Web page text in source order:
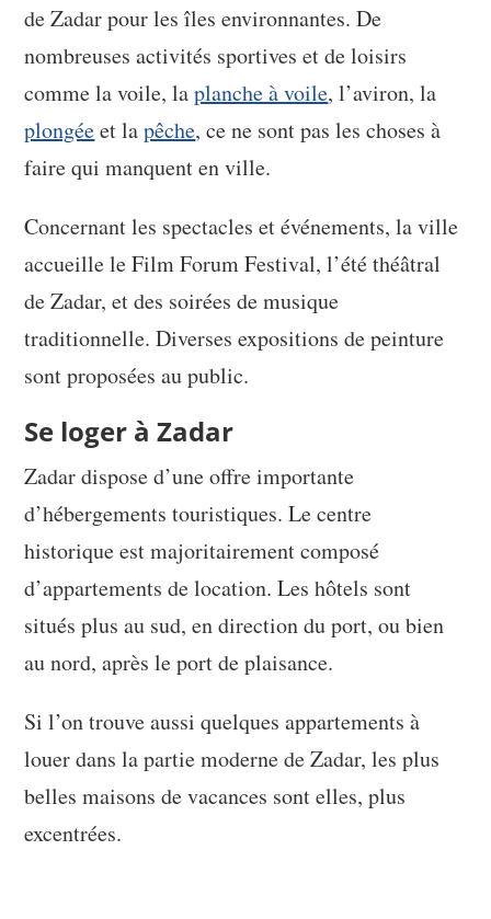
de Zadar pour les îles environnantes. De
nombreuses activités sportives et de loisirs
comme la voile, laplanche à voile, l’aviron, la
plongéeet lapêche, ce ne sont pas les choses à
faire qui manquent en ville.
Concernant les spectacles et événements, la ville
accueille le Film Forum Festival, l’été théâtral
de Zadar, et des soirées de musique
traditionnelle. Diverses expositions de peinture
sont proposées au public.
Se loger à Zadar
Zadar dispose d’une offre importante
d’hébergements touristiques. Le centre
historique est majoritairement composé
d’appartements de location. Les hôtels sont
situés plus au sud, en direction du port, ou bien
au nord, après le port de plaisance.
Si l’on trouve aussi quelques appartements à
louer dans la partie moderne de Zadar, les plus
belles maisons de vacances sont elles, plus
excentrées.